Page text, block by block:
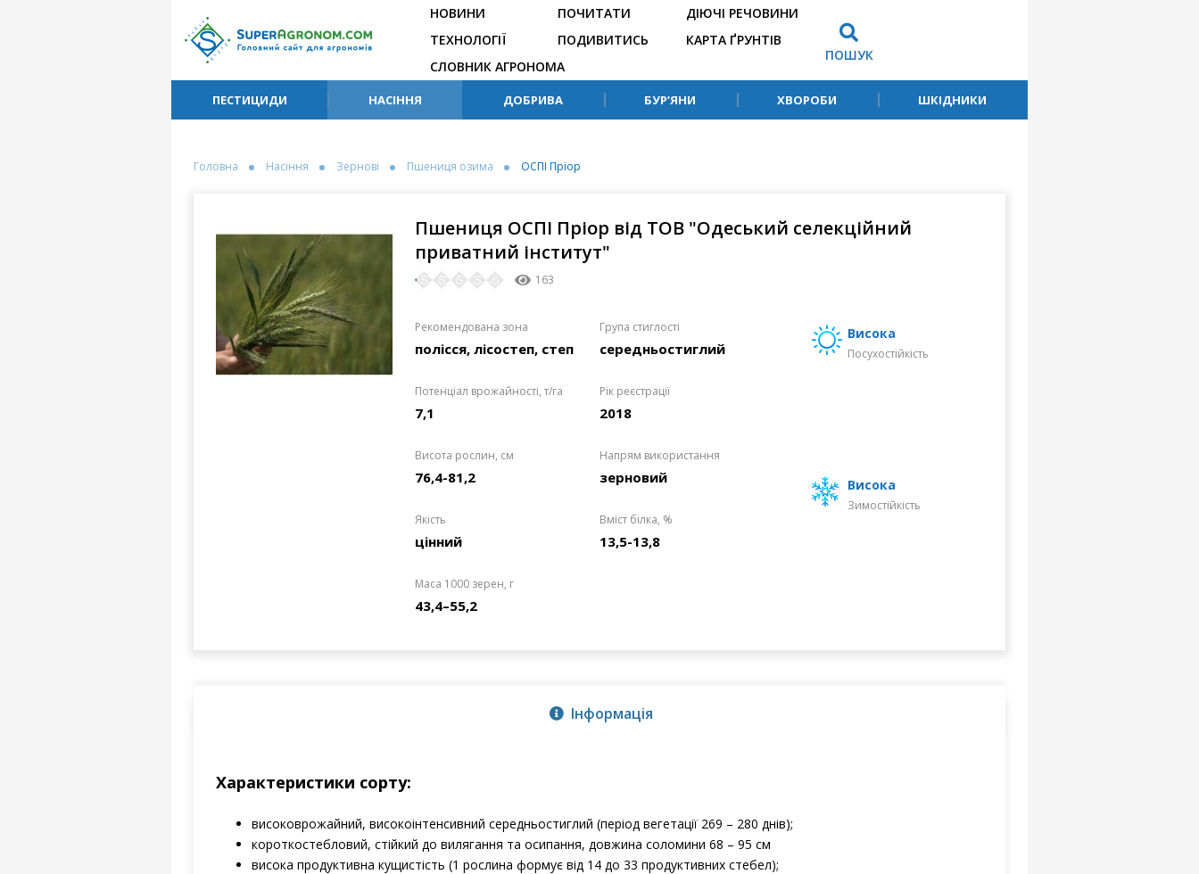
НОВИНИ
ТЕХНОЛОГІЇ
ПОЧИТАТИ
ПОДИВИТИСЬ
ДІЮЧІ РЕЧОВИНИ
КАРТА ҐРУНТІВ
СЛОВНИК АГРОНОМА
ПОШУК
ПЕСТИЦИДИ НАСІННЯ ДОБРИВА БУР’ЯНИ ХВОРОБИ ШКІДНИКИ
Головна Насіння Зернові Пшениця озима ОСПІ Пріор
Пшениця ОСПІ Пріор від ТОВ "Одеський селекційний
приватний інститут"
163
Рекомендована зона
полісся, лісостеп, степ
Група стиглості
середньостиглий
Потенціал врожайності, т/га
7,1
Рік реєстрації
2018
Висота рослин, см
76,4-81,2
Напрям використання
зерновий
Якість
цінний
Вміст білка, %
13,5-13,8
Маса 1000 зерен, г
43,4–55,2
висока
Посухостійкість
високa
Зимостійкість
Інформація
Характеристики сорту:
високоврожайний, високоінтенсивний середньостиглий (період вегетації 269 – 280 днів);
короткостебловий, стійкий до вилягання та осипання, довжина соломини 68 – 95 см
висока продуктивна кущистість (1 рослина формує від 14 до 33 продуктивних стебел);